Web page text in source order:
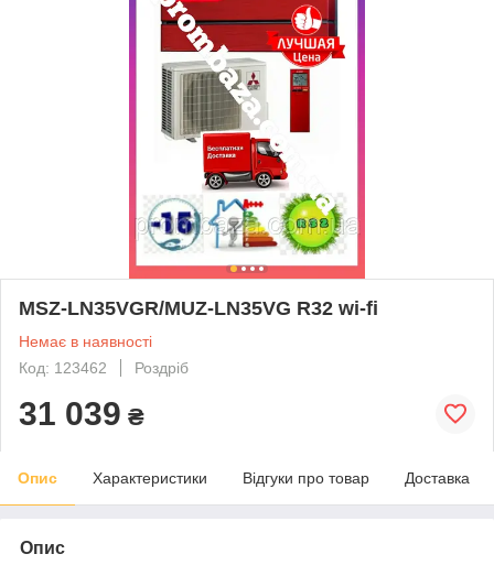
MSZ-LN35VGR/MUZ-LN35VG R32 wi-fi
Немає в наявності
Код: 123462
Роздріб
31 039 ₴
Опис Характеристики Відгуки про товар Доставка
Опис